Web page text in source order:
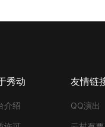
秀动
介绍
友情链
QQ演出